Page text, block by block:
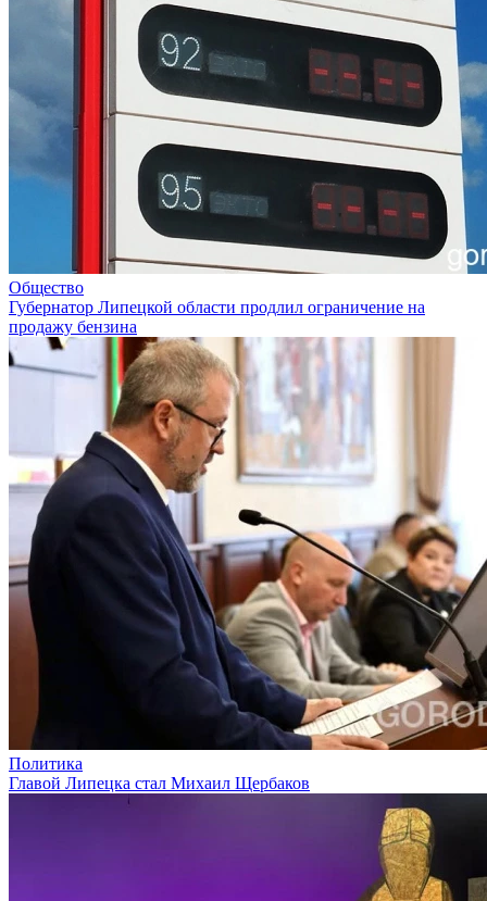
Общество
Губернатор Липецкой области продлил ограничение на
продажу бензина
Политика
Главой Липецка стал Михаил Щербаков